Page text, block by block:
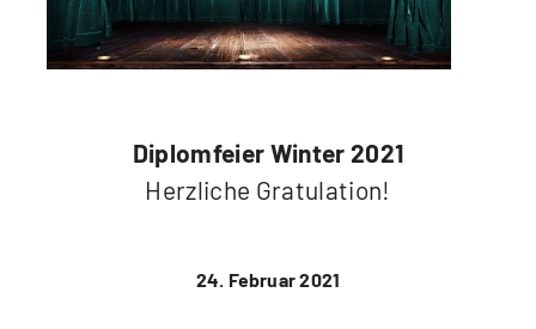
Diplomfeier Winter 2021
Herzliche Gratulation!
24. Februar 2021